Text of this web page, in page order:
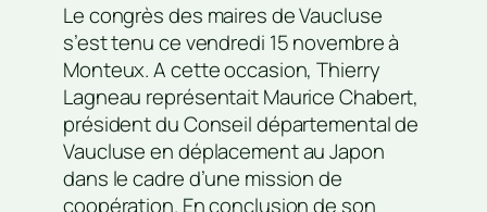
Le congrès des maires de Vaucluse
s’est tenu ce vendredi 15 novembre à
Monteux. A cette occasion, Thierry
Lagneau représentait Maurice Chabert,
président du Conseil départemental de
Vaucluse en déplacement au Japon
dans le cadre d’une mission de
coopération. En conclusion de son